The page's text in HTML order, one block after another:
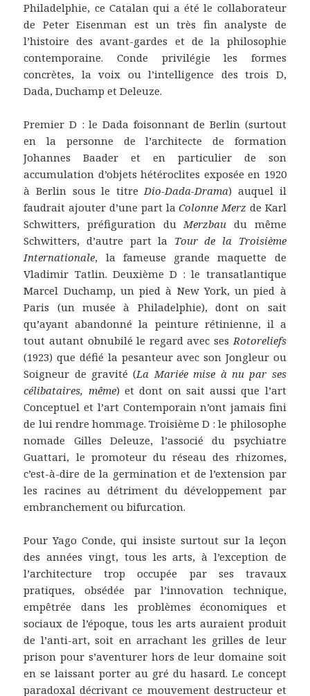
Philadelphie, ce Catalan qui a été le collaborateur
de Peter Eisenman est un très fin analyste de
l’histoire des avant-gardes et de la philosophie
contemporaine. Conde privilégie les formes
concrètes, la voix ou l’intelligence des trois D,
Dada, Duchamp et Deleuze.
Premier D : le Dada foisonnant de Berlin (surtout
en la personne de l’architecte de formation
Johannes Baader et en particulier de son
accumulation d’objets hétéroclites exposée en 1920
à Berlin sous le titreDio-Dada-Drama) auquel il
faudrait ajouter d’une part laColonne Merz de Karl
Schwitters, préfiguration duMerzbau du même
Schwitters, d’autre part la Tour de la Troisième
Internationale, la fameuse grande maquette de
Vladimir Tatlin. Deuxième D : le transatlantique
Marcel Duchamp, un pied à New York, un pied à
Paris (un musée à Philadelphie), dont on sait
qu’ayant abandonné la peinture rétinienne, il a
tout autant obnubilé le regard avec sesRotoreliefs
(1923) que défié la pesanteur avec son Jongleur ou
Soigneur de gravité (La Mariée mise à nu par ses
célibataires, même) et dont on sait aussi que l’art
Conceptuel et l’art Contemporain n’ont jamais fini
de lui rendre hommage. Troisième D : le philosophe
nomade Gilles Deleuze, l’associé du psychiatre
Guattari, le promoteur du réseau des rhizomes,
c’est-à-dire de la germination et de l’extension par
les racines au détriment du développement par
embranchement ou bifurcation.
Pour Yago Conde, qui insiste surtout sur la leçon
des années vingt, tous les arts, à l’exception de
l’architecture trop occupée par ses travaux
pratiques, obsédée par l’innovation technique,
empêtrée dans les problèmes économiques et
sociaux de l’époque, tous les arts auraient produit
de l’anti-art, soit en arrachant les grilles de leur
prison pour s’aventurer hors de leur domaine soit
en se laissant porter au gré du hasard. Le concept
paradoxal décrivant ce mouvement destructeur et